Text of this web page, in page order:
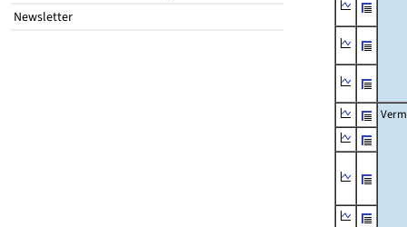
Newsletter